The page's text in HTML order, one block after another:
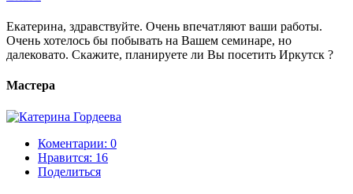
Екатерина, здравствуйте. Очень впечатляют ваши работы.
Очень хотелось бы побывать на Вашем семинаре, но
далековато. Скажите, планируете ли Вы посетить Иркутск ?
Мастера
Коментарии: 0
Нравится: 16
Поделиться